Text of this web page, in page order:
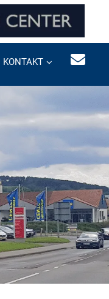
KONTAKT